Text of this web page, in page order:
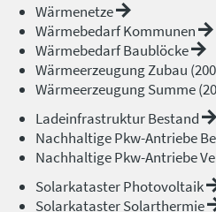
Wärmenetze
Wärmebedarf Kommunen
Wärmebedarf Baublöcke
Wärmeerzeugung Zubau
Wärmeerzeugung Summe
Ladeinfrastruktur Bestand
Nachhaltige Pkw-Antriebe
Nachhaltige Pkw-Antriebe
Solarkataster Photovoltaik
Solarkataster Solarthermie